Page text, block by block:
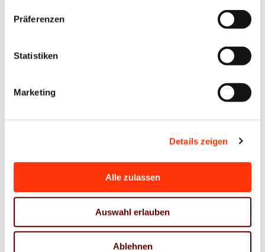
Präferenzen
Statistiken
Marketing
Details zeigen
Alle zulassen
Auswahl erlauben
Ablehnen
geben. Anhand von vier Exkursen wird zudem ein
Einblick in die Situation beispielhafter Teilbranchen
ermöglicht. Hierfür wurden vier Fachinterviews mit
Werbemarktes, des Bereichs Architektur sowie der
Druck- und Verlagsbranche geführt. Eine gesonderte
Betrachtung aufgrund der aktuellen Betroffenheit
erfolgt für den öffentlichen und intermediären
Hierzu wurde auch Geschäftführerin Antje Steinmetz
vom Verband Druck und Medien Mitteldeutschland
e. V., stellvertretend für die Druck- und
Verlagsbranche in Sachsen, interviewt. Tenor ist: